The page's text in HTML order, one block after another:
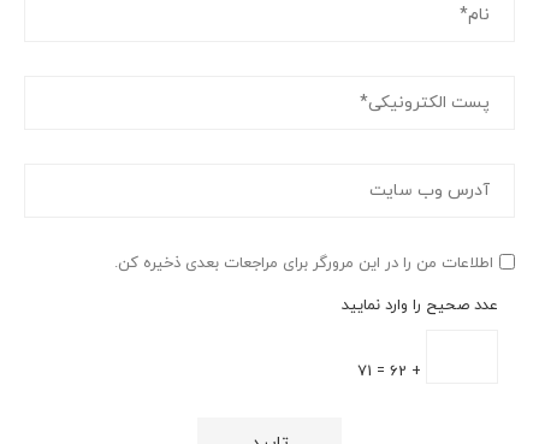
اطلاعات من را در این مرورگر برای مراجعات بعدی ذخیره کن.
عدد صحیح را وارد نمایید
+ 62 = 71